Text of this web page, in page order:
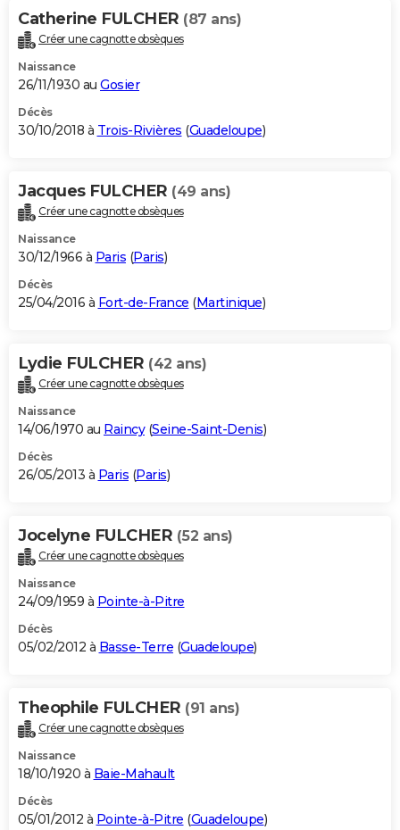
Catherine FULCHER (87 ans)
Créer une cagnotte obsèques
Naissance
26/11/1930 au Gosier
Décès
30/10/2018 à Trois-Rivières (Guadeloupe)
Jacques FULCHER (49 ans)
Créer une cagnotte obsèques
Naissance
30/12/1966 à Paris (Paris)
Décès
25/04/2016 à Fort-de-France (Martinique)
Lydie FULCHER (42 ans)
Créer une cagnotte obsèques
Naissance
14/06/1970 au Raincy(Seine-Saint-Denis)
Décès
26/05/2013 à Paris (Paris)
Jocelyne FULCHER (52 ans)
Créer une cagnotte obsèques
Naissance
24/09/1959 à Pointe-à-Pitre
Décès
05/02/2012 à Basse-Terre (Guadeloupe)
Theophile FULCHER (91 ans)
Créer une cagnotte obsèques
Naissance
18/10/1920 à Baie-Mahault
Décès
05/01/2012 à Pointe-à-Pitre (Guadeloupe)